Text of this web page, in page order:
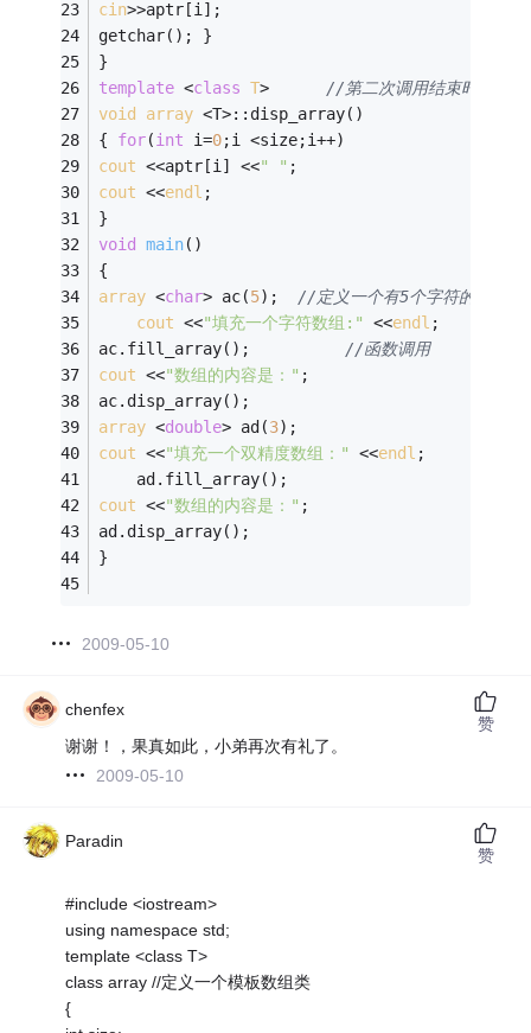
cin>>aptr[i];
getchar(); }
}
template <class T>
//第二次调用结束时报错
void
array <T>: :disp_array()
{ for(int i=0;i <size;i++)
cout <<aptr[i] <<" " ;
cout <<endl ;
}
void
main()
{
array <char> ac(5); //定义一个有5个字符的数组
cout <<"填充一个字符数组:" <<endl ;
ac.fill_array(); //函数调用
cout <<"数组的内容是：" ;
ac.disp_array();
array <double> ad(3);
cout <<"填充一个双精度数组：" <<endl ;
    ad.fill_array();
cout <<"数组的内容是：" ;
ad.disp_array();
}
2009-05-10
chenfex
谢谢！，果真如此，小弟再次有礼了。
2009-05-10
赞
Paradin
#include <iostream>
using namespace std;
template <class T>
class array //定义一个模板数组类
{
赞